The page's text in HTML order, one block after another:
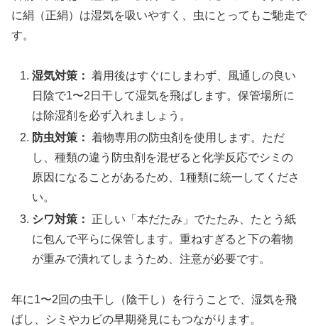
に絹（正絹）は湿気を吸いやすく、虫にとってもご馳走で
す。
湿気対策： 着用後はすぐにしまわず、風通しの良い
日陰で1〜2日干して湿気を飛ばします。保管場所に
は除湿剤を必ず入れましょう。
防虫対策： 着物専用の防虫剤を使用します。ただ
し、種類の違う防虫剤を混ぜると化学反応でシミの
原因になることがあるため、1種類に統一してくださ
い。
シワ対策：
正しい「本だたみ」でたたみ、たとう紙
に包んで平らに保管します。重ねすぎると下の着物
が重みで潰れてしまうため、注意が必要です。
年に1〜2回の虫干し（陰干し）を行うことで、湿気を飛
ばし、シミやカビの早期発見にもつながります。